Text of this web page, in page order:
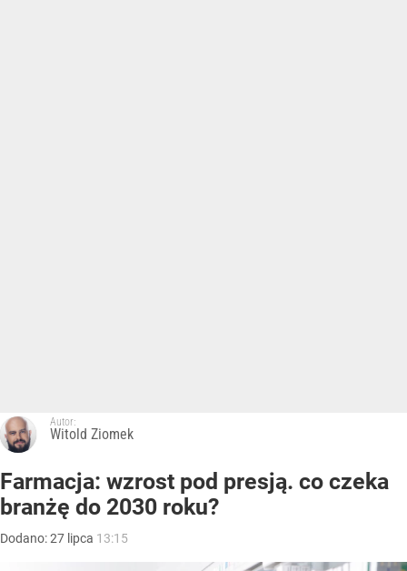
Autor:
Witold Ziomek
Farmacja: wzrost pod presją. co czeka
branżę do 2030 roku?
Dodano:27 lipca 13:15